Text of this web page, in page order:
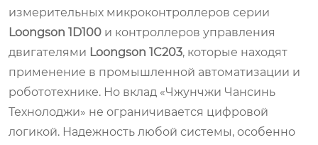
измерительных микроконтроллеров серии
Loongson 1D100 и контроллеров управления
двигателями Loongson 1C203, которые находят
применение в промышленной автоматизации и
робототехнике. Но вклад «Чжунчжи Чансинь
Технолоджи» не ограничивается цифровой
логикой. Надежность любой системы, особенно